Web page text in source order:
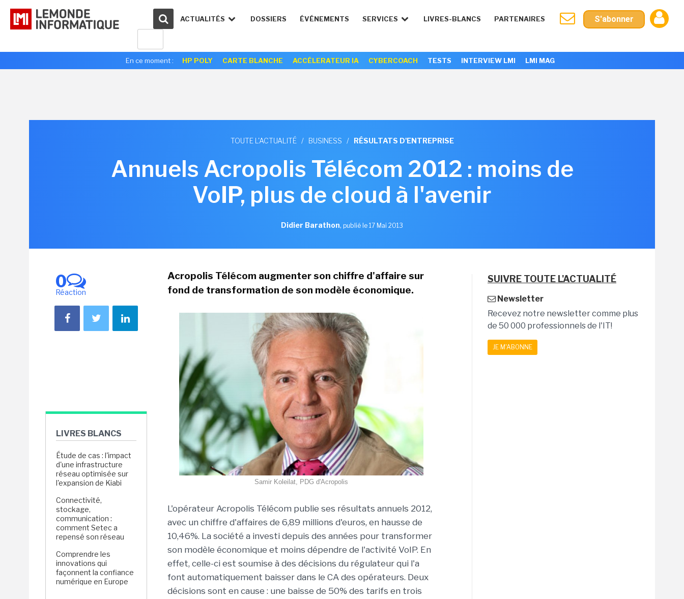
ACTUALITÉS DOSSIERS ÉVÉNEMENTS SERVICES LIVRES-BLANCS PARTENAIRES S'abonner
En ce moment : HP POLY CARTE BLANCHE ACCÉLERATEUR IA CYBERCOACH TESTS INTERVIEW LMI LMI MAG
TOUTE L'ACTUALITÉ / BUSINESS / RÉSULTATS D'ENTREPRISE
Annuels Acropolis Télécom 2012 : moins de
VoIP, plus de cloud à l'avenir
Didier Barathon, publié le 17 Mai 2013
0
Réaction
LIVRES BLANCS
Étude de cas : l'impact
d'une infrastructure
réseau optimisée sur
l'expansion de Kiabi
Connectivité,
stockage,
communication :
comment Setec a
repensé son réseau
Comprendre les
innovations qui
façonnent la confiance
numérique en Europe
Acropolis Télécom augmenter son chiffre d'affaire sur
fond de transformation de son modèle économique.
Samir Koleilat, PDG d'Acropolis
L'opérateur Acropolis Télécom publie ses résultats annuels 2012,
avec un chiffre d'affaires de 6,89 millions d'euros, en hausse de
10,46%. La société a investi depuis des années pour transformer
son modèle économique et moins dépendre de l'activité VoIP. En
effet, celle-ci est soumise à des décisions du régulateur qui l'a
font automatiquement baisser dans le CA des opérateurs. Deux
décisions sont en cause : une baisse de 50% des tarifs en trois
SUIVRE TOUTE L'ACTUALITÉ
Newsletter
Recevez notre newsletter comme plus
de 50 000 professionnels de l'IT!
JE M'ABONNE